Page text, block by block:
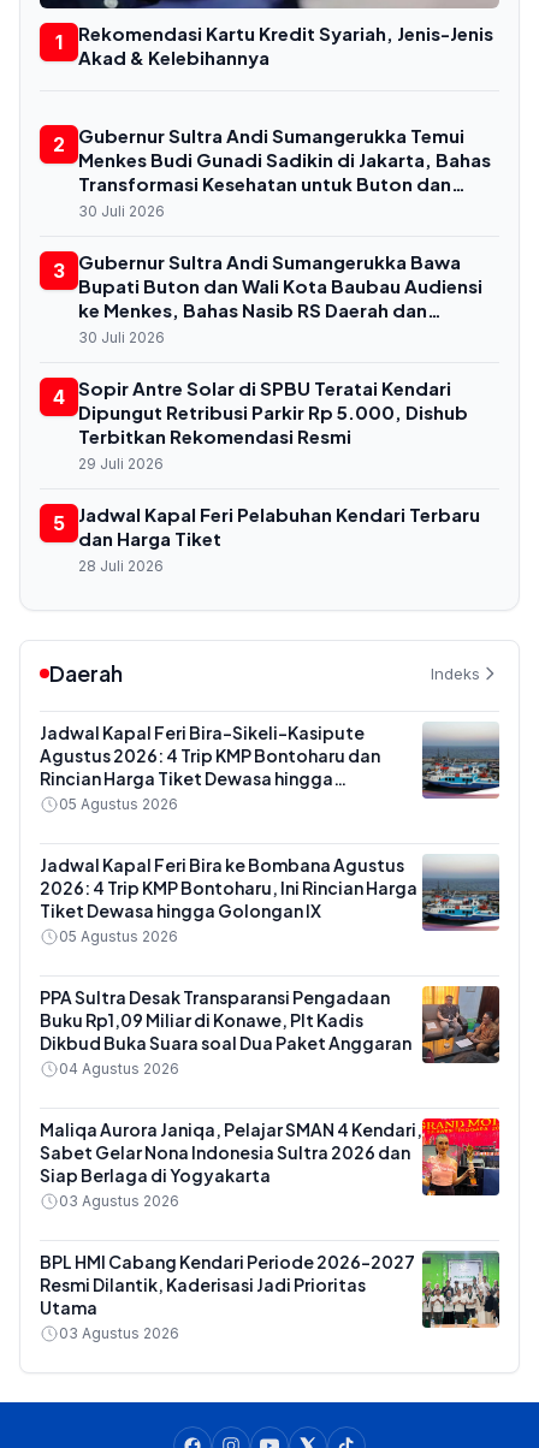
1
Rekomendasi Kartu Kredit Syariah, Jenis-Jenis
Akad & Kelebihannya
2
Gubernur Sultra Andi Sumangerukka Temui
Menkes Budi Gunadi Sadikin di Jakarta, Bahas
Transformasi Kesehatan untuk Buton dan
Baubau
30 Juli 2026
3
Gubernur Sultra Andi Sumangerukka Bawa
Bupati Buton dan Wali Kota Baubau Audiensi
ke Menkes, Bahas Nasib RS Daerah dan
Kekurangan Dokter
30 Juli 2026
4 Sopir Antre Solar di SPBU Teratai Kendari
Dipungut Retribusi Parkir Rp 5.000, Dishub
Terbitkan Rekomendasi Resmi
29 Juli 2026
5
Jadwal Kapal Feri Pelabuhan Kendari Terbaru
dan Harga Tiket
28 Juli 2026
Daerah Indeks
Jadwal Kapal Feri Bira-Sikeli-Kasipute
Agustus 2026: 4 Trip KMP Bontoharu dan
Rincian Harga Tiket Dewasa hingga
Kendaraan Golongan IX
05 Agustus 2026
Jadwal Kapal Feri Bira ke Bombana Agustus
2026: 4 Trip KMP Bontoharu, Ini Rincian Harga
Tiket Dewasa hingga Golongan IX
05 Agustus 2026
PPA Sultra Desak Transparansi Pengadaan
Buku Rp1,09 Miliar di Konawe, Plt Kadis
Dikbud Buka Suara soal Dua Paket Anggaran
04 Agustus 2026
Maliqa Aurora Janiqa, Pelajar SMAN 4 Kendari,
Sabet Gelar Nona Indonesia Sultra 2026 dan
Siap Berlaga di Yogyakarta
03 Agustus 2026
BPL HMI Cabang Kendari Periode 2026-2027
Resmi Dilantik, Kaderisasi Jadi Prioritas
Utama
03 Agustus 2026